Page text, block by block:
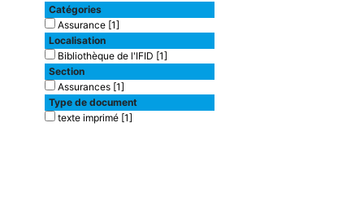
Catégories
Assurance [1]
Localisation
Bibliothèque de l'IFID [1]
Section
Assurances [1]
Type de document
texte imprimé [1]